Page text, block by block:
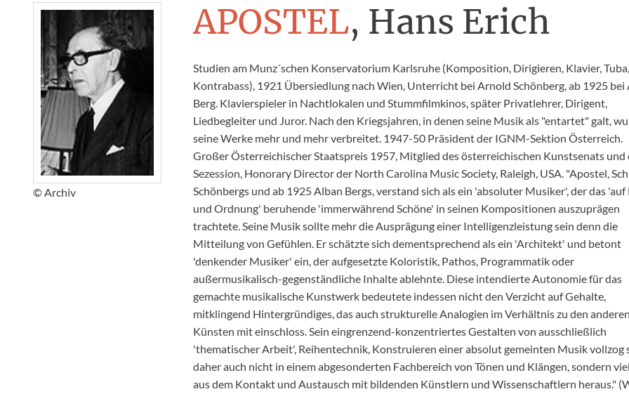
APOSTEL, Hans Erich
Studien am Munz´schen Konservatorium Karlsruhe (Komposition, Dirigieren, Klavier, Tuba,
Kontrabass), 1921 Übersiedlung nach Wien, Unterricht bei Arnold Schönberg, ab 1925 bei
Berg. Klavierspieler in Nachtlokalen und Stummfilmkinos, später Privatlehrer, Dirigent,
Liedbegleiter und Juror. Nach den Kriegsjahren, in denen seine Musik als "entartet" galt,
seine Werke mehr und mehr verbreitet. 1947-50 Präsident der IGNM-Sektion Österreich.
Großer Österreichischer Staatspreis 1957, Mitglied des österreichischen Kunstsenats und
Sezession, Honorary Director der North Carolina Music Society, Raleigh, USA. "Apostel,
Schönbergs und ab 1925 Alban Bergs, verstand sich als ein 'absoluter Musiker', der das 'auf
und Ordnung' beruhende 'immerwährend Schöne' in seinen Kompositionen auszuprägen
trachtete. Seine Musik sollte mehr die Ausprägung einer Intelligenzleistung sein denn die
Mitteilung von Gefühlen. Er schätzte sich dementsprechend als ein 'Architekt' und betont
'denkender Musiker' ein, der aufgesetzte Koloristik, Pathos, Programmatik oder
außermusikalisch-gegenständliche Inhalte ablehnte. Diese intendierte Autonomie für das
gemachte musikalische Kunstwerk bedeutete indessen nicht den Verzicht auf Gehalte,
mitklingend Hintergründiges, das auch strukturelle Analogien im Verhältnis zu den anderen
Künsten mit einschloss. Sein eingrenzend-konzentriertes Gestalten von ausschließlich
'thematischer Arbeit', Reihentechnik, Konstruieren einer absolut gemeinten Musik vollzog
daher auch nicht in einem abgesonderten Fachbereich von Tönen und Klängen, sondern
aus dem Kontakt und Austausch mit bildenden Künstlern und Wissenschaftlern heraus."
© Archiv